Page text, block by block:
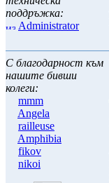
поддръжка:
Administrator
С благодарност към
нашите бивши
колеги:
mmm
Angela
railleuse
Amphibia
fikov
nikoi